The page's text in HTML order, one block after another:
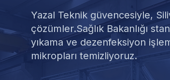
Yazal Teknik güvencesiyle,
çözümler.Sağlık Bakanlığı
yıkama ve dezenfeksiyon
mikropları temizliyoruz.